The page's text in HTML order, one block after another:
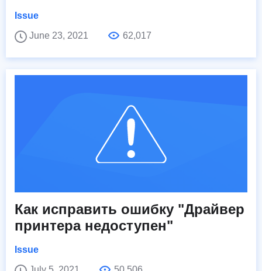
Issue
June 23, 2021
62,017
Как исправить ошибку "Драйвер
принтера недоступен"
Issue